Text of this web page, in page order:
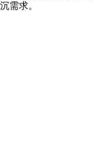
需求。